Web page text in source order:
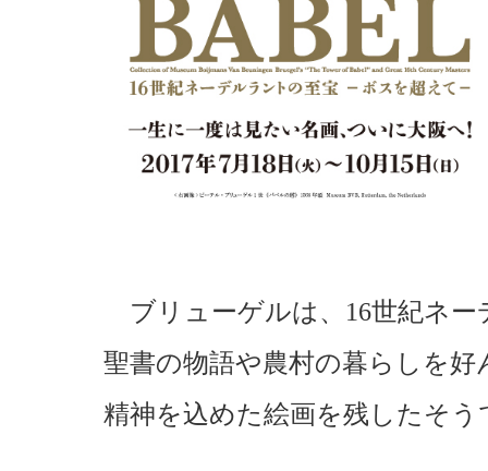
ブリューゲルは、16世紀ネー
聖書の物語や農村の暮らしを
精神を込めた絵画を残したそう